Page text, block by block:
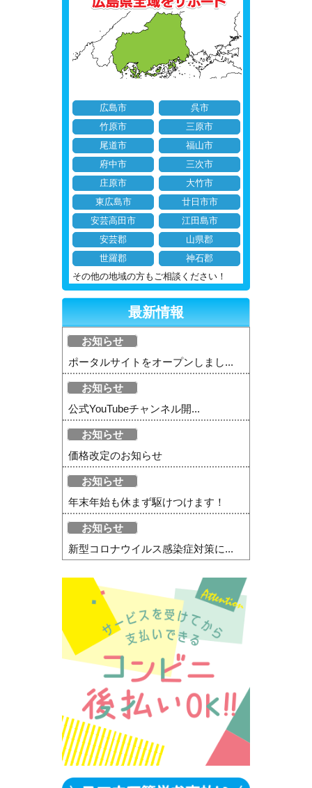
広島市
呉市
竹原市
三原市
尾道市
福山市
府中市
三次市
庄原市
大竹市
東広島市
廿日市市
安芸高田市
江田島市
安芸郡
山県郡
世羅郡
神石郡
その他の地域の方もご相談ください！
最新情報
お知らせ
ポータルサイトをオープンしまし...
お知らせ
公式YouTubeチャンネル開...
お知らせ
価格改定のお知らせ
お知らせ
年末年始も休まず駆けつけます！
お知らせ
新型コロナウイルス感染症対策に...